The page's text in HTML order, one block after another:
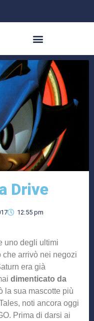
Drive
12:55 pm
uno degli ultimi
arrivò nei negozi
era già
dimenticato da
la sua mascotte più
noti ancora oggi
Prima di darsi ai